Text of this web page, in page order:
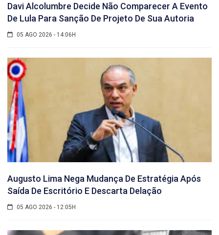
Davi Alcolumbre Decide Não Comparecer A Evento
De Lula Para Sanção De Projeto De Sua Autoria
05 AGO 2026 - 14:06H
Augusto Lima Nega Mudança De Estratégia Após
Saída De Escritório E Descarta Delação
05 AGO 2026 - 12:05H